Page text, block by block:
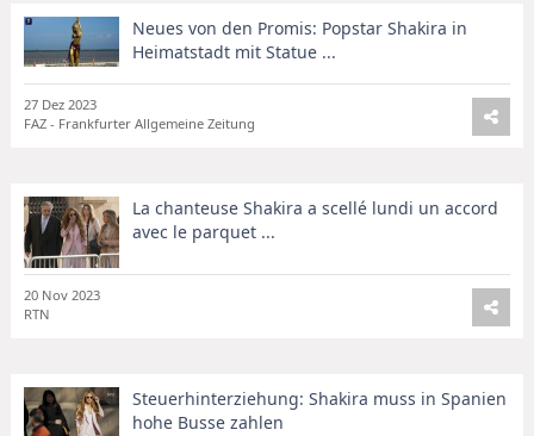
Neues von den Promis: Popstar Shakira in
Heimatstadt mit Statue ...
27 Dez 2023
FAZ - Frankfurter Allgemeine Zeitung
La chanteuse Shakira a scellé lundi un accord
avec le parquet ...
20 Nov 2023
RTN
Steuerhinterziehung: Shakira muss in Spanien
hohe Busse zahlen